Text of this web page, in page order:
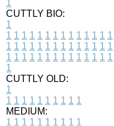
1
CUTTLY BIO:
1
1 1 1 1 1 1 1 1 1 1 1 1 1 1
1 1 1 1 1 1 1 1 1 1 1 1 1 1
1 1 1 1 1 1 1 1 1 1 1 1 1 1
1
CUTTLY OLD:
1
1 1 1 1 1 1 1 1 1 1
MEDIUM:
1 1 1 1 1 1 1 1 1 1